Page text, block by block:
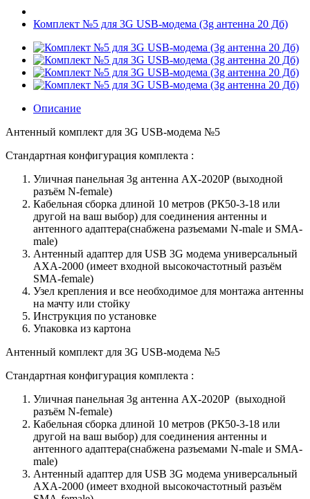
Комплект №5 для 3G USB-модема (3g антенна 20 Дб)
Описание
Антенный комплект для 3G USB-модема №5
Стандартная конфигурация комплекта :
Уличная панельная 3g антенна AX-2020P (выходной
разъём N-female)
Кабельная сборка длиной 10 метров (РК50-3-18 или
другой на ваш выбор) для соединения антенны и
антенного адаптера(снабжена разъемами N-male и SMA-
male)
Антенный адаптер для USB 3G модема универсальный
AXA-2000 (имеет входной высокочастотный разъём
SMA-female)
Узел крепления и все необходимое для монтажа антенны
на мачту или стойку
Инструкция по установке
Упаковка из картона
Антенный комплект для 3G USB-модема №5
Стандартная конфигурация комплекта :
Уличная панельная 3g антенна AX-2020P (выходной
разъём N-female)
Кабельная сборка длиной 10 метров (РК50-3-18 или
другой на ваш выбор) для соединения антенны и
антенного адаптера(снабжена разъемами N-male и SMA-
male)
Антенный адаптер для USB 3G модема универсальный
AXA-2000 (имеет входной высокочастотный разъём